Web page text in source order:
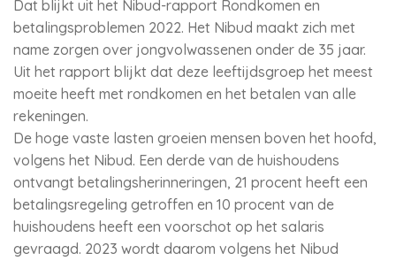
Dat blijkt uit het Nibud-rapport Rondkomen en
betalingsproblemen 2022. Het Nibud maakt zich met
name zorgen over jongvolwassenen onder de 35 jaar.
Uit het rapport blijkt dat deze leeftijdsgroep het meest
moeite heeft met rondkomen en het betalen van alle
rekeningen.
De hoge vaste lasten groeien mensen boven het hoofd,
volgens het Nibud. Een derde van de huishoudens
ontvangt betalingsherinneringen, 21 procent heeft een
betalingsregeling getroffen en 10 procent van de
huishoudens heeft een voorschot op het salaris
gevraagd. 2023 wordt daarom volgens het Nibud